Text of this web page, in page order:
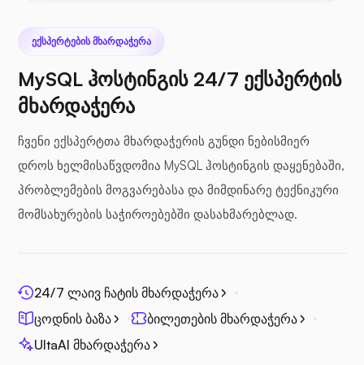
ზღვის ფაილი
ფოტოპრიზმა
ᲔᲥᲡᲞᲔᲠᲢᲔᲑᲘᲡ ᲛᲮᲐᲠᲓᲐᲭᲔᲠᲐ
MySQL ჰოსტინგის 24/7 ექსპერტის
მხარდაჭერა
ჩვენი ექსპერტთა მხარდაჭერის გუნდი ნებისმიერ
დროს ხელმისაწვდომია MySQL ჰოსტინგის დაყენებაში,
პრობლემების მოგვარებასა და მიმდინარე ტექნიკური
მომსახურების საჭიროებებში დასახმარებლად.
24/7 ლაივ ჩატის მხარდაჭერა
ცოდნის ბაზა
ბილეთების მხარდაჭერა
UltaAI მხარდაჭერა